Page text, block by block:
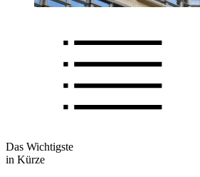
Das Wichtigste
in Kürze